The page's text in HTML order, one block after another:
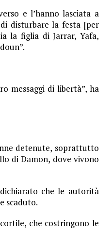
e l’hanno lasciata a
disturbare la festa [per
la figlia di Jarrar, Yafa,
messaggi di libertà”, ha
detenute, soprattutto
di Damon, dove vivono
che le autorità
scaduto.
che costringono le